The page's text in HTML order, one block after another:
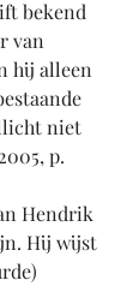
bekend
van
hij alleen
niet
p.
Hendrik
Hij wijst